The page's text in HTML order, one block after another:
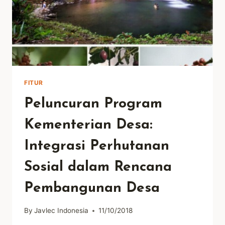
FITUR
Peluncuran Program
Kementerian Desa:
Integrasi Perhutanan
Sosial dalam Rencana
Pembangunan Desa
By Javlec Indonesia 11/10/2018